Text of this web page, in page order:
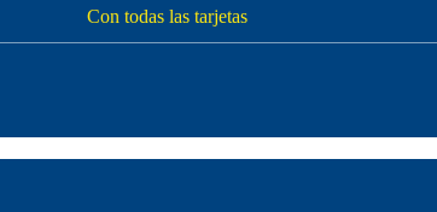
Con todas las tarjetas